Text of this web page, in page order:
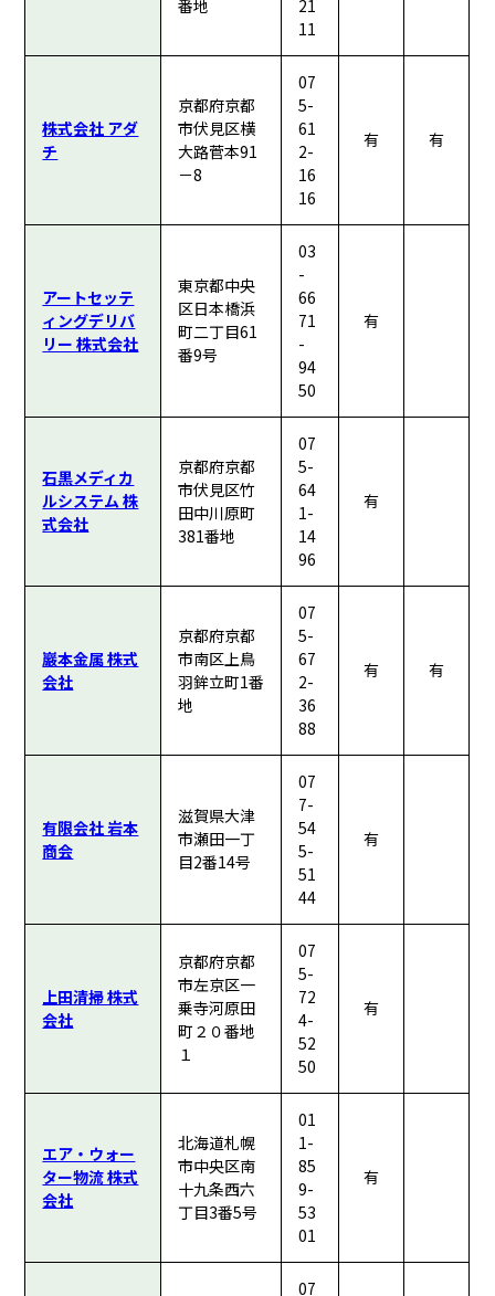
番地
21
11
株式会社 アダ
チ
京都府京都
市伏見区横
大路菅本91
－8
07
5-
61
2-
16
16
有 有
アートセッテ
ィングデリバ
リー 株式会社
東京都中央
区日本橋浜
町二丁目61
番9号
03
-
66
71
-
94
50
有
石黒メディカ
ルシステム 株
式会社
京都府京都
市伏見区竹
田中川原町
381番地
07
5-
64
1-
14
96
有
巖本金属 株式
会社
京都府京都
市南区上鳥
羽鉾立町1番
地
07
5-
67
2-
36
88
有 有
有限会社 岩本
商会
滋賀県大津
市瀬田一丁
目2番14号
07
7-
54
5-
51
44
有
上田清掃 株式
会社
京都府京都
市左京区一
乗寺河原田
町２０番地
１
07
5-
72
4-
52
50
有
エア・ウォー
ター物流 株式
会社
北海道札幌
市中央区南
十九条西六
丁目3番5号
01
1-
85
9-
53
01
有
07